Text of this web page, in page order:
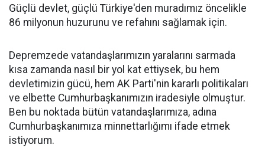
Güçlü devlet, güçlü Türkiye'den muradımız öncelikle
86 milyonun huzurunu ve refahını sağlamak için.
Depremzede vatandaşlarımızın yaralarını sarmada
kısa zamanda nasıl bir yol kat ettiysek, bu hem
devletimizin gücü, hem AK Parti'nin kararlı politikaları
ve elbette Cumhurbaşkanımızın iradesiyle olmuştur.
Ben bu noktada bütün vatandaşlarımıza, adına
Cumhurbaşkanımıza minnettarlığımı ifade etmek
istiyorum.